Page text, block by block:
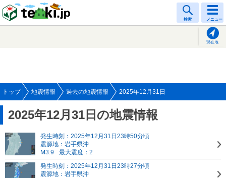
検索 メニュー
現在地
トップ 地震情報 過去の地震情報 2025年12月31日
2025年12月31日の地震情報
発生時刻：2025年12月31日23時50分頃
震源地：岩手県沖
M3.9
最大震度：2
発生時刻：2025年12月31日23時27分頃
震源地：岩手県沖